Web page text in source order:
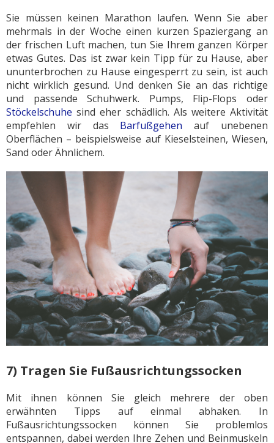
Sie müssen keinen Marathon laufen. Wenn Sie aber
mehrmals in der Woche einen kurzen Spaziergang an
der frischen Luft machen, tun Sie Ihrem ganzen Körper
etwas Gutes. Das ist zwar kein Tipp für zu Hause, aber
ununterbrochen zu Hause eingesperrt zu sein, ist auch
nicht wirklich gesund. Und denken Sie an das richtige
und passende Schuhwerk. Pumps, Flip-Flops oder
Stöckelschuhe sind eher schädlich. Als weitere Aktivität
empfehlen wir das Barfußgehen auf unebenen
Oberflächen – beispielsweise auf Kieselsteinen, Wiesen,
Sand oder Ähnlichem.
7) Tragen Sie Fußausrichtungssocken
Mit ihnen können Sie gleich mehrere der oben
erwähnten Tipps auf einmal abhaken. In
Fußausrichtungssocken können Sie problemlos
entspannen, dabei werden Ihre Zehen und Beinmuskeln